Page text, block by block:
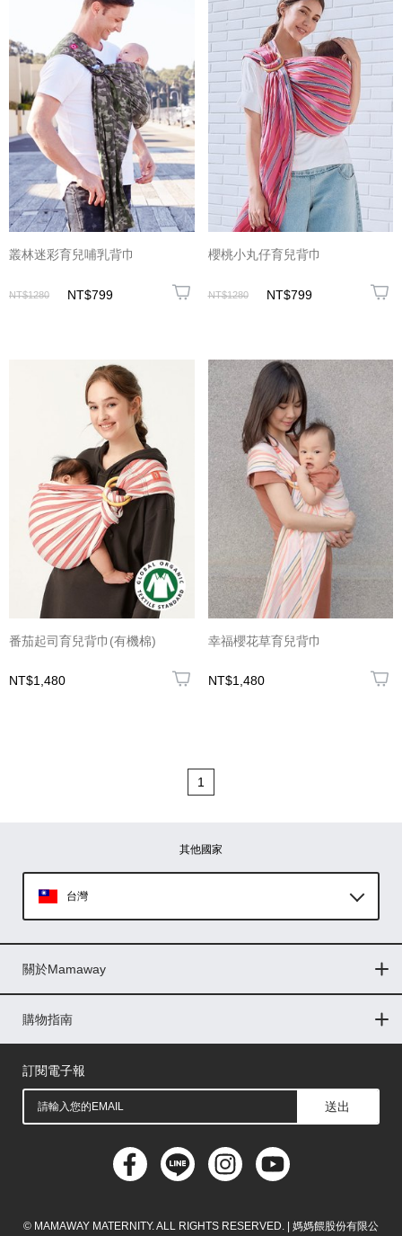
叢林迷彩育兒哺乳背巾
NT$1280 NT$799
櫻桃小丸仔育兒背巾
NT$1280 NT$799
番茄起司育兒背巾(有機棉)
NT$1,480
幸福櫻花草育兒背巾
NT$1,480
1
其他國家
台灣
印尼
馬來西亞
關於Mamaway
門市據點
最新消息
品牌故事
人力招募
媒體花絮
隱私權聲明
CSR企業社會責任
購物指南
購物常見問題
退換貨問題
購買儲值金
發票問題
會員權益
線上留言
訂閱電子報
送出
© MAMAWAY MATERNITY. ALL RIGHTS RESERVED. | 媽媽餵股份有限公